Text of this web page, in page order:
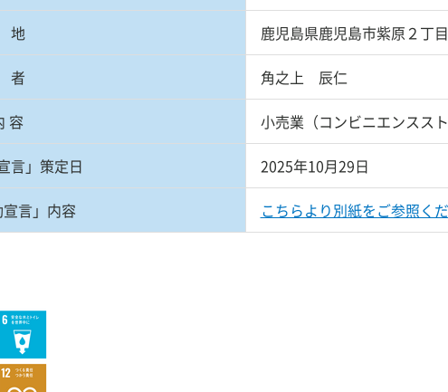
地 鹿児島県鹿児島市紫原２丁
者 角之上 辰仁
容 小売業（コンビニエンスス
言」策定日 2025年10月29日
宣言」内容 こちらより別紙をご参照く